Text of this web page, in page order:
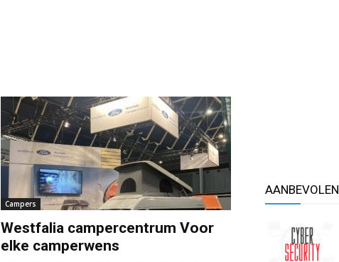
Campers
Westfalia campercentrum Voor
elke camperwens
AANBEVOLEN